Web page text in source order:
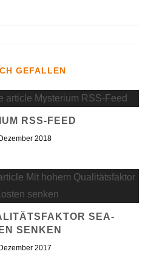
GEFALLEN
RSS-FEED
2018
SEA-
SENKEN
2017